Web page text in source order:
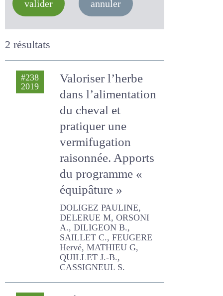
valider annuler
2 résultats
#238
Valoriser l’herbe
dans l’alimentation
du cheval et
pratiquer une
vermifugation
raisonnée. Apports
du programme «
équipâture »
DOLIGEZ PAULINE,
DELERUE M, ORSONI A.,
DILIGEON B., SAILLET C.,
FEUGERE Hervé, MATHIEU
G, QUILLET J.-B.,
CASSIGNEUL S.